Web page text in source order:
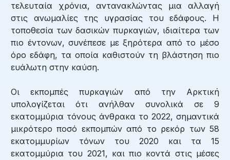
τελευταία χρόνια, αντανακλώντας μια αλλαγή
στις ανωμαλίες της υγρασίας του εδάφους. Η
τοποθεσία των δασικών πυρκαγιών, ιδιαίτερα των
πιο έντονων, συνέπεσε με ξηρότερα από το μέσο
όρο εδάφη, τα οποία καθιστούν τη βλάστηση πιο
ευάλωτη στην καύση.
Οι εκπομπές πυρκαγιών από την Αρκτική
υπολογίζεται ότι ανήλθαν συνολικά σε 9
εκατομμύρια τόνους άνθρακα το 2022, σημαντικά
μικρότερο ποσό εκπομπών από το ρεκόρ των 58
εκατομμυρίων τόνων του 2020 και τα 15
εκατομμύρια του 2021, και πιο κοντά στις μέσες